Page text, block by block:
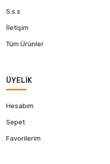
S.s.s
İletişim
Tüm Ürünler
ÜYELIK
Hesabım
Sepet
Favorilerim